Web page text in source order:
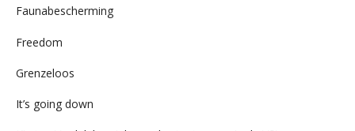
Faunabescherming
Freedom
Grenzeloos
It’s going down